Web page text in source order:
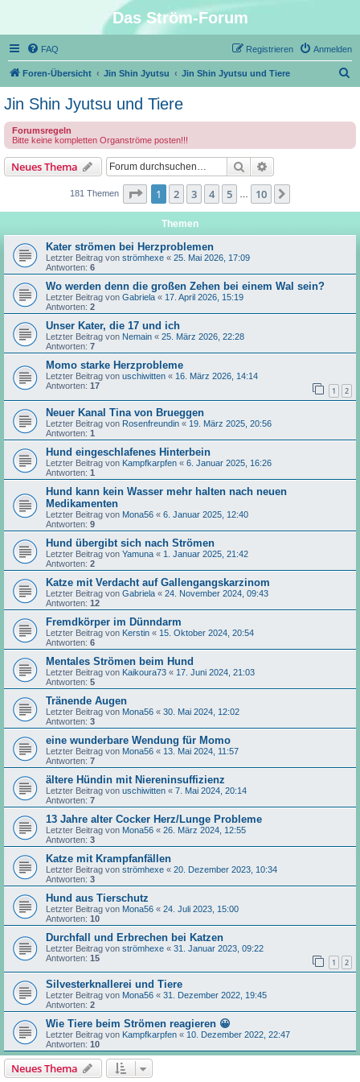
Das Ström-Forum
FAQ Anmelden
Registrieren
Foren-Übersicht Jin Shin Jyutsu Jin Shin Jyutsu und Tiere
e
Jin Shin Jyutsu und Tiere
Forumsregeln
Bitte keine kompletten Organströme posten!!!
Neues Thema Suche
181 Themen Seite 1von 10
1 2 3 4 5 10
Themen
Kater strömen bei Herzproblemen
Letzter Beitrag von strömhexe « 25. Mai 2026, 17:09
Antworten: 6
Wo werden denn die großen Zehen bei einem Wal sein?
Letzter Beitrag von Gabriela « 17. April 2026, 15:19
Antworten: 2
Unser Kater, die 17 und ich
Letzter Beitrag von Nemain « 25. März 2026, 22:28
Antworten: 7
Momo starke Herzprobleme
Letzter Beitrag von uschiwitten « 16. März 2026, 14:14
Antworten: 17 1 2
Neuer Kanal Tina von Brueggen
Letzter Beitrag von Rosenfreundin « 19. März 2025, 20:56
Antworten: 1
Hund eingeschlafenes Hinterbein
Letzter Beitrag von Kampfkarpfen « 6. Januar 2025, 16:26
Antworten: 1
Hund kann kein Wasser mehr halten nach neuen
Medikamenten
Letzter Beitrag von Mona56 « 6. Januar 2025, 12:40
Antworten: 9
Hund übergibt sich nach Strömen
Letzter Beitrag von Yamuna « 1. Januar 2025, 21:42
Antworten: 2
Katze mit Verdacht auf Gallengangskarzinom
Letzter Beitrag von Gabriela « 24. November 2024, 09:43
Antworten: 12
Fremdkörper im Dünndarm
Letzter Beitrag von Kerstin « 15. Oktober 2024, 20:54
Antworten: 6
Mentales Strömen beim Hund
Letzter Beitrag von Kaikoura73 « 17. Juni 2024, 21:03
Antworten: 5
Tränende Augen
Letzter Beitrag von Mona56 « 30. Mai 2024, 12:02
Antworten: 3
eine wunderbare Wendung für Momo
Letzter Beitrag von Mona56 « 13. Mai 2024, 11:57
Antworten: 7
ältere Hündin mit Niereninsuffizienz
Letzter Beitrag von uschiwitten « 7. Mai 2024, 20:14
Antworten: 7
13 Jahre alter Cocker Herz/Lunge Probleme
Letzter Beitrag von Mona56 « 26. März 2024, 12:55
Antworten: 3
Katze mit Krampfanfällen
Letzter Beitrag von strömhexe « 20. Dezember 2023, 10:34
Antworten: 3
Hund aus Tierschutz
Letzter Beitrag von Mona56 « 24. Juli 2023, 15:00
Antworten: 10
Durchfall und Erbrechen bei Katzen
Letzter Beitrag von strömhexe « 31. Januar 2023, 09:22
Antworten: 15 1 2
Silvesterknallerei und Tiere
Letzter Beitrag von Mona56 « 31. Dezember 2022, 19:45
Antworten: 2
Wie Tiere beim Strömen reagieren 😀
Letzter Beitrag von Kampfkarpfen « 10. Dezember 2022, 22:47
Antworten: 10
Neues Thema